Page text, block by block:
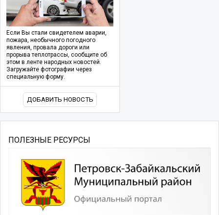
Если Вы стали свидетелем аварии,
пожара, необычного погодного
явления, провала дороги или
прорыва теплотрассы, сообщите об
этом в ленте народных новостей.
Загружайте фотографии через
специальную форму.
ДОБАВИТЬ НОВОСТЬ
ПОЛЕЗНЫЕ РЕСУРСЫ